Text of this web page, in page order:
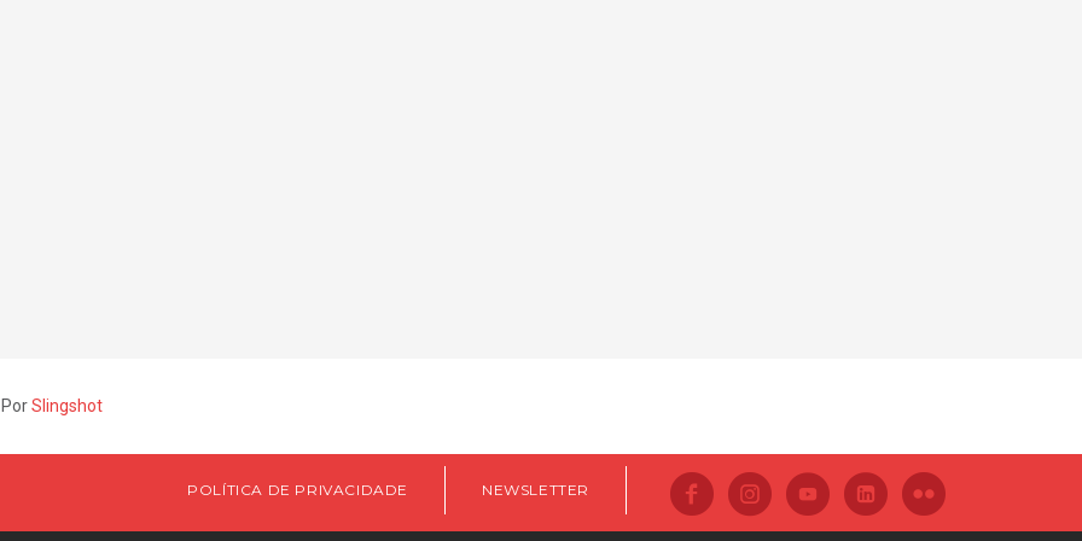
Slingshot
POLÍTICA DE PRIVACIDADE NEWSLETTER